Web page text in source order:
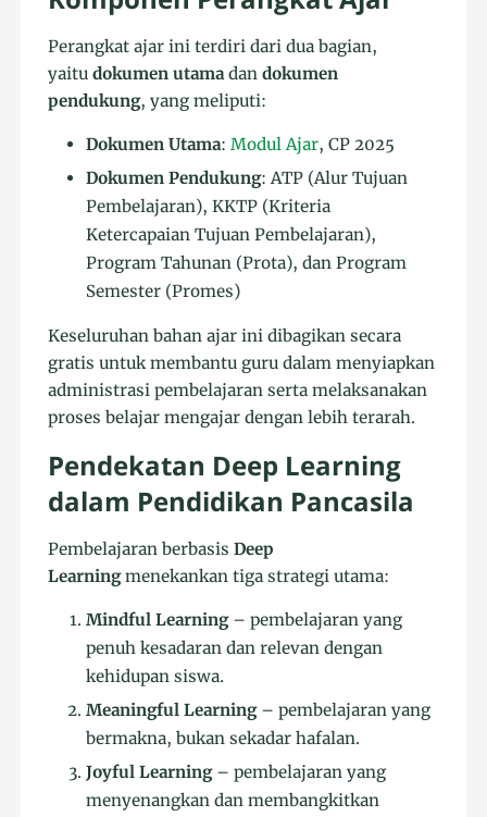
Perangkat ajar ini terdiri dari dua bagian,
yaitudokumen utamadandokumen
pendukung, yang meliputi:
Dokumen Utama:Modul Ajar, CP 2025
Dokumen Pendukung: ATP (Alur Tujuan
Pembelajaran), KKTP (Kriteria
Ketercapaian Tujuan Pembelajaran),
Program Tahunan (Prota), dan Program
Semester (Promes)
Keseluruhan bahan ajar ini dibagikan secara
gratis untuk membantu guru dalam menyiapkan
administrasi pembelajaran serta melaksanakan
proses belajar mengajar dengan lebih terarah.
Pendekatan Deep Learning
dalam Pendidikan Pancasila
Pembelajaran berbasisDeep
Learningmenekankan tiga strategi utama:
Mindful Learning– pembelajaran yang
penuh kesadaran dan relevan dengan
kehidupan siswa.
Meaningful Learning– pembelajaran yang
bermakna, bukan sekadar hafalan.
Joyful Learning– pembelajaran yang
menyenangkan dan membangkitkan